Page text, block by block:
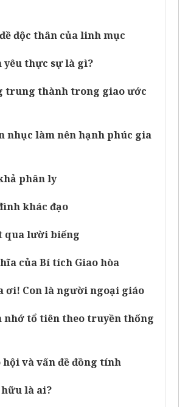
độc thân của linh mục
yêu thực sự là gì?
trung thành trong giao ước
nhục làm nên hạnh phúc gia
phân ly
khác đạo
qua lười biếng
của Bí tích Giao hòa
ơi! Con là người ngoại giáo
nhớ tổ tiên theo truyền thống
hội và vấn đề đồng tính
là ai?